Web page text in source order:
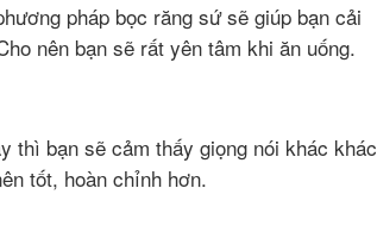
pháp bọc răng sứ sẽ giúp bạn cải
nên bạn sẽ rất yên tâm khi ăn uống.
thì bạn sẽ cảm thấy giọng nói khác khác
tốt, hoàn chỉnh hơn.